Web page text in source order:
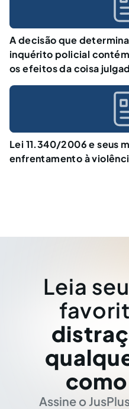
A decisão que
inquérito policial
os efeitos da coisa
Lei 11.340/2006 e seus
enfrentamento à
Leia
Assine o